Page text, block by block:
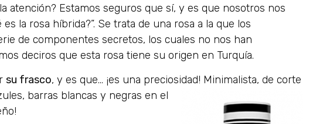
atención? Estamos seguros que sí, y es que nosotros nos
la rosa híbrida?”. Se trata de una rosa a la que los
de componentes secretos, los cuales no nos han
deciros que esta rosa tiene su origen en Turquía.
su frasco, y es que… ¡es una preciosidad! Minimalista, de corte
barras blancas y negras en el